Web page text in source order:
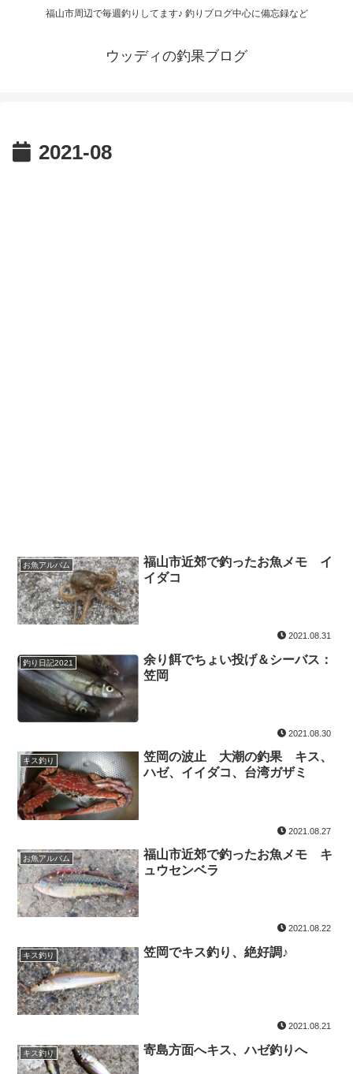
福山市周辺で毎週釣りしてます♪ 釣りブログ中心に備忘録など
ウッディの釣果ブログ
2021-08
お魚アルバム
福山市近郊で釣ったお魚メモ イ
イダコ
2021.08.31
釣り日記2021
余り餌でちょい投げ＆シーバス：
笠岡
2021.08.30
キス釣り
笠岡の波止 大潮の釣果 キス、
ハゼ、イイダコ、台湾ガザミ
2021.08.27
お魚アルバム
福山市近郊で釣ったお魚メモ キ
ュウセンベラ
2021.08.22
キス釣り 笠岡でキス釣り、絶好調♪
2021.08.21
キス釣り 寄島方面へキス、ハゼ釣りへ